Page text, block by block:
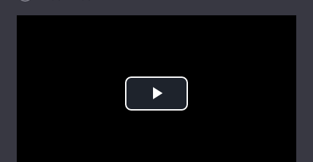
Здоров'я Туризм
Регіони
Play